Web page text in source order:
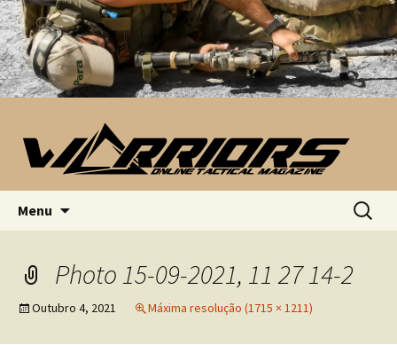
Menu
por:
Photo 15-09-2021, 11 27 14-2
Outubro 4, 2021 Máxima resolução (1715 × 1211)